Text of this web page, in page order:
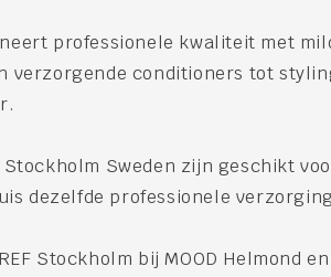
professionele kwaliteit met
verzorgende conditioners tot
Stockholm Sweden zijn geschikt
dezelfde professionele
Stockholm bij MOOD Helmond